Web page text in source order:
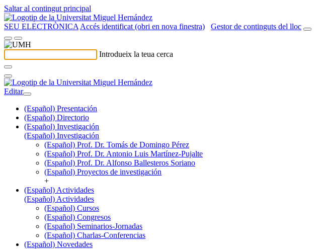
Saltar al contingut principal
SEU ELECTRÒNICA Accés identificat (obri en nova finestra) Gestor de continguts del lloc
Introdueix la teua cerca
Editar
(Español) Presentación
(Español) Directorio
(Español) Investigación
(Español) Investigación
(Español) Prof. Dr. Tomás de Domingo Pérez
(Español) Prof. Dr. Antonio Luis Martínez-Pujalte
(Español) Prof. Dr. Alfonso Ballesteros Soriano
(Español) Proyectos de investigación
+
(Español) Actividades
(Español) Actividades
(Español) Cursos
(Español) Congresos
(Español) Seminarios-Jornadas
(Español) Charlas-Conferencias
(Español) Novedades